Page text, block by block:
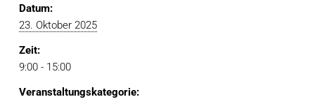
Datum:
23. Oktober 2025
Zeit:
9:00 - 15:00
Veranstaltungskategorie: